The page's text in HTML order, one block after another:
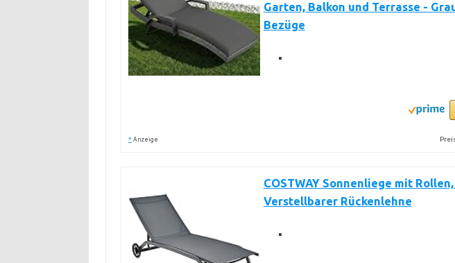
Garten, Balkon und Terrasse -
Bezüge
* Anzeige
COSTWAY Sonnenliege mit
Verstellbarer Rückenlehne